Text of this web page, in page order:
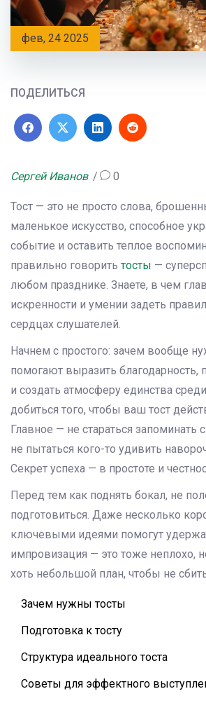
фев, 24 2025
ПОДЕЛИТЬСЯ
Сергей Иванов 0
Тост — это не просто слова,
маленькое искусство, способное
событие и оставить теплое
правильно говорить тосты —
любом празднике. Знаете, в чем
искренности и умении задеть
сердцах слушателей.
Начнем с простого: зачем вообще
помогают выразить благодарность,
и создать атмосферу единства
добиться того, чтобы ваш тост
Главное — не стараться запоминать
не пытаться кого-то удивить
Секрет успеха — в простоте и
Перед тем как поднять бокал, не
подготовиться. Даже несколько
ключевыми идеями помогут
импровизация — это тоже неплохо,
хоть небольшой план, чтобы не
Зачем нужны тосты
Подготовка к тосту
Структура идеального тоста
Советы для эффектного